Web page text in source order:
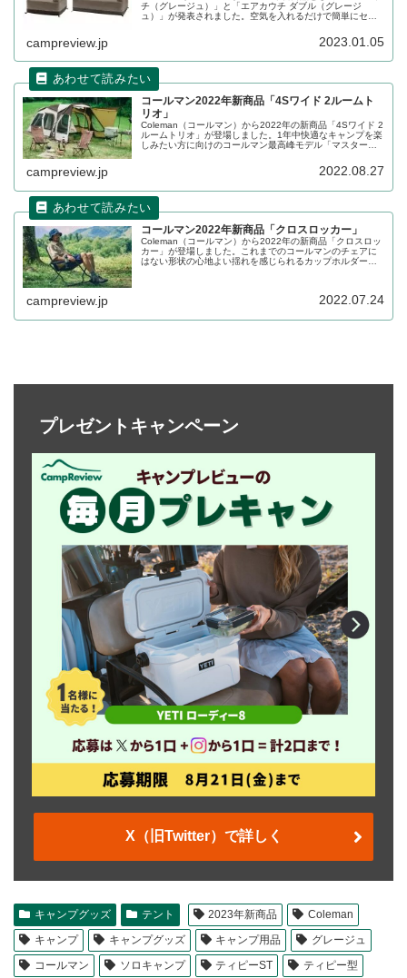
チ（グレージュ）」と「エアカウチ ダブル（グレージ
ュ）」が発表されました。空気を入れるだけで簡単にセッ
campreview.jp 2023.01.05
コールマン2022年新商品「4Sワイド 2ルームト
リオ」
Coleman（コールマン）から2022年の新商品「4Sワイド 2
ルームトリオ」が登場しました。1年中快適なキャンプを楽
しみたい方に向けのコールマン最高峰モデル「マスターシ
campreview.jp 2022.08.27
コールマン2022年新商品「クロスロッカー」
Coleman（コールマン）から2022年の新商品「クロスロッ
カー」が登場しました。これまでのコールマンのチェアに
はない形状の心地よい揺れを感じられるカップホルダー付
campreview.jp 2022.07.24
プレゼントキャンペーン
X（旧Twitter）で詳しく
キャンプグッズ テント 2023年新商品
Coleman
キャンプ
キャンプグッズ キャンプ用品
グレージュ
コールマン
ソロキャンプ ティピーST ティピー型